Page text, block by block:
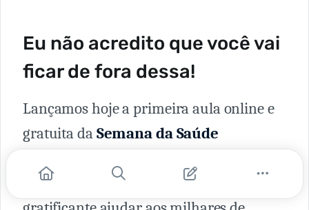
Eu não acredito que você vai
ficar de fora dessa!
Lançamos hoje a primeira aula online e
gratuita daSemana da Saúde
poderia ser melhor. É realmente